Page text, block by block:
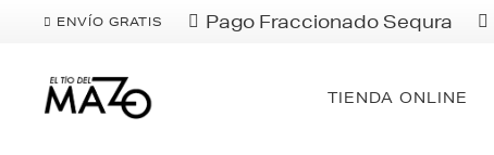
ENVÍO GRATIS Pago Fraccionado Sequra
TIENDA ONLINE